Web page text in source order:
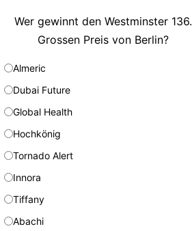
Wer gewinnt den Westminster 136.
Grossen Preis von Berlin?
Almeric
Dubai Future
Global Health
Hochkönig
Tornado Alert
Innora
Tiffany
Abachi